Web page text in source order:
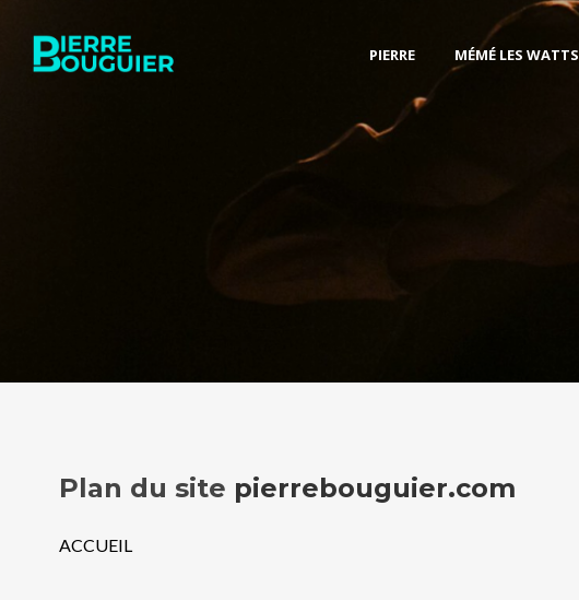
PIERRE MÉMÉ LES WATTS
Plan du site pierrebouguier.com
ACCUEIL